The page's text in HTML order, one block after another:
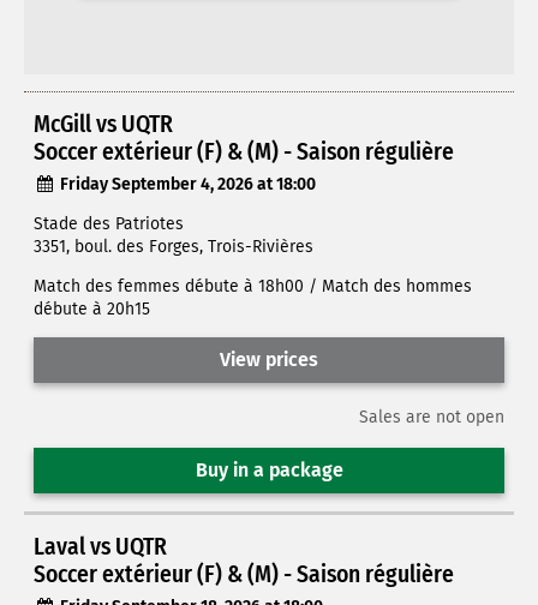
McGill vs UQTR
Soccer extérieur (F) & (M) - Saison régulière
Friday September 4, 2026 at 18:00
Stade des Patriotes
3351, boul. des Forges, Trois-Rivières
Match des femmes débute à 18h00 / Match des hommes
débute à 20h15
View prices
Sales are not open
Buy in a package
Laval vs UQTR
Soccer extérieur (F) & (M) - Saison régulière